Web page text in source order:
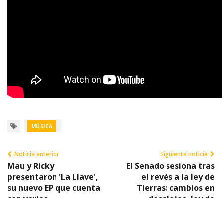
MÚSICA
Noticia anterior
Mau y Ricky
presentaron 'La Llave',
su nuevo EP que cuenta
Siguiente noticia
El Senado sesiona tras
el revés a la ley de
Tierras: cambios en